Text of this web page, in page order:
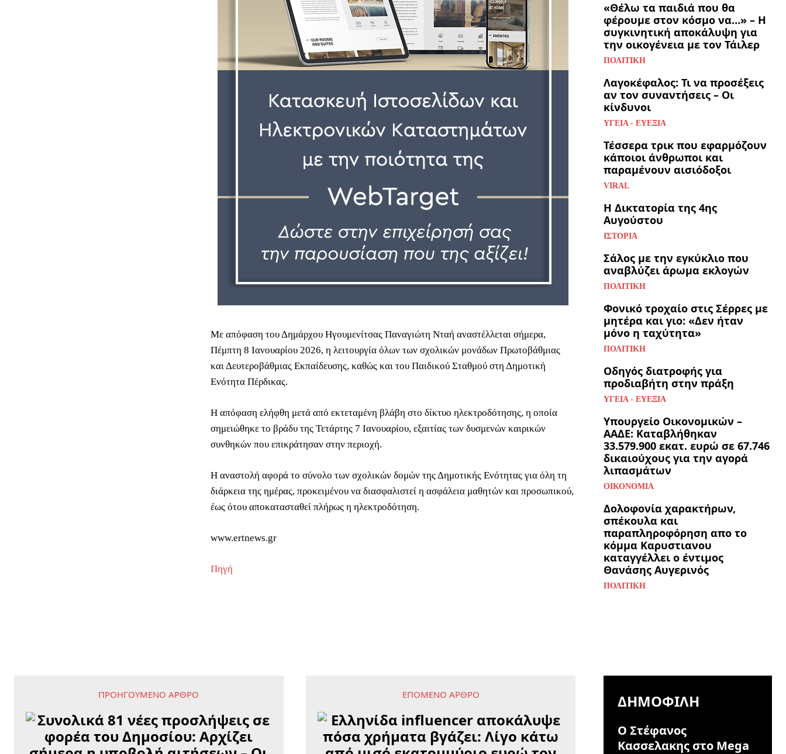
Με απόφαση του Δημάρχου Ηγουμενίτσας Παναγιώτη Νταή αναστέλλεται σήμερα,
Πέμπτη 8 Ιανουαρίου 2026, η λειτουργία όλων των σχολικών μονάδων Πρωτοβάθμιας
και Δευτεροβάθμιας Εκπαίδευσης, καθώς και του Παιδικού Σταθμού στη Δημοτική
Ενότητα Πέρδικας.
Η απόφαση ελήφθη μετά από εκτεταμένη βλάβη στο δίκτυο ηλεκτροδότησης, η οποία
σημειώθηκε το βράδυ της Τετάρτης 7 Ιανουαρίου, εξαιτίας των δυσμενών καιρικών
συνθηκών που επικράτησαν στην περιοχή.
Η αναστολή αφορά το σύνολο των σχολικών δομών της Δημοτικής Ενότητας για όλη τη
διάρκεια της ημέρας, προκειμένου να διασφαλιστεί η ασφάλεια μαθητών και προσωπικού,
έως ότου αποκατασταθεί πλήρως η ηλεκτροδότηση.
www.ertnews.gr
Πηγή
«Θέλω τα παιδιά που θα
φέρουμε στον κόσμο να…» – Η
συγκινητική αποκάλυψη για
την οικογένεια με τον Τάιλερ
ΠΟΛΙΤΙΚΉ
Λαγοκέφαλος: Τι να προσέξεις
αν τον συναντήσεις – Οι
κίνδυνοι
ΥΓΕΊΑ - ΕΥΕΞΊΑ
Τέσσερα τρικ που εφαρμόζουν
κάποιοι άνθρωποι και
παραμένουν αισιόδοξοι
VIRAL
Η Δικτατορία της 4ης
Αυγούστου
ΙΣΤΟΡΊΑ
Σάλος με την εγκύκλιο που
αναβλύζει άρωμα εκλογών
ΠΟΛΙΤΙΚΉ
Φονικό τροχαίο στις Σέρρες με
μητέρα και γιο: «Δεν ήταν
μόνο η ταχύτητα»
ΠΟΛΙΤΙΚΉ
Οδηγός διατροφής για
προδιαβήτη στην πράξη
ΥΓΕΊΑ - ΕΥΕΞΊΑ
Υπουργείο Οικονομικών –
ΑΑΔΕ: Καταβλήθηκαν
33.579.900 εκατ. ευρώ σε 67.746
δικαιούχους για την αγορά
λιπασμάτων
ΟΙΚΟΝΟΜΊΑ
Δολοφονία χαρακτήρων,
σπέκουλα και
παραπληροφόρηση απο το
κόμμα Καρυστιανου
καταγγέλλει ο έντιμος
Θανάσης Αυγερινός
ΠΟΛΙΤΙΚΉ
ΠΡΟΗΓΟΎΜΕΝΟ ΆΡΘΡΟ ΕΠΌΜΕΝΟ ΆΡΘΡΟ ΔΗΜΟΦΙΛΉ
Ο Στέφανος
Κασσελακης στο Mega